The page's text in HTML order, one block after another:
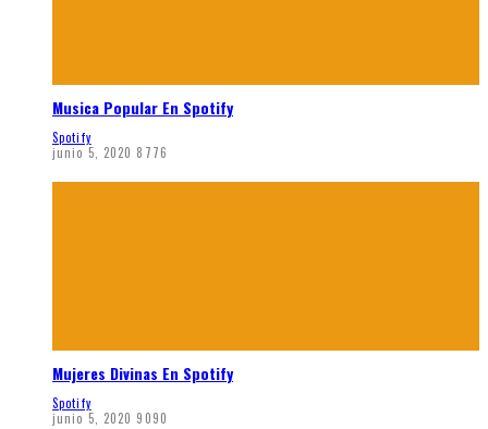
Musica Popular En Spotify
Spotify
junio 5, 2020 8776
Mujeres Divinas En Spotify
Spotify
junio 5, 2020 9090